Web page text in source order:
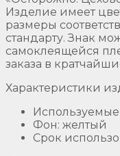
Изделие имеет
размеры
стандарту. Знак
самоклеящейся
заказа в
Характеристики
Фон: желтый
Срок